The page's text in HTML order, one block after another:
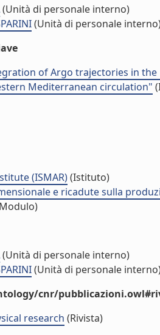
(Unità di personale interno)
(Unità di personale
of Argo trajectories in
Mediterranean circulation"
(ISMAR)(Istituto)
e ricadute sulla
(Unità di personale interno)
(Unità di personale
cnr/
research (Rivista)